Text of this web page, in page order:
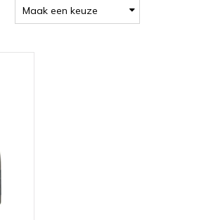
Maak een keuze